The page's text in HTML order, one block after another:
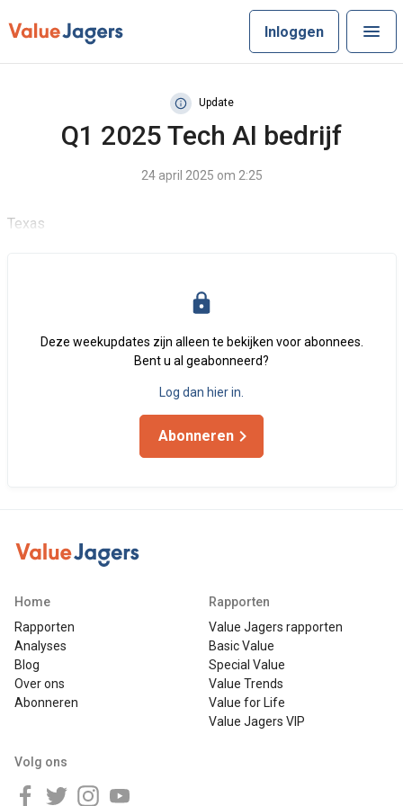
Inloggen
Update
Q1 2025 Tech AI bedrijf
24 april 2025 om 2:25
Texas
Deze weekupdates zijn alleen te bekijken voor abonnees.
Bent u al geabonneerd?
Log dan hier in.
Abonneren
Home
Rapporten
Analyses
Blog
Over ons
Abonneren
Rapporten
Value Jagers rapporten
Basic Value
Special Value
Value Trends
Value for Life
Value Jagers VIP
Volg ons